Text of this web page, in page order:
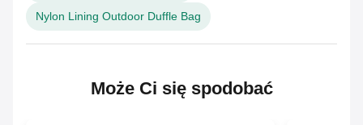
Nylon Lining Outdoor Duffle Bag
Może Ci się spodobać